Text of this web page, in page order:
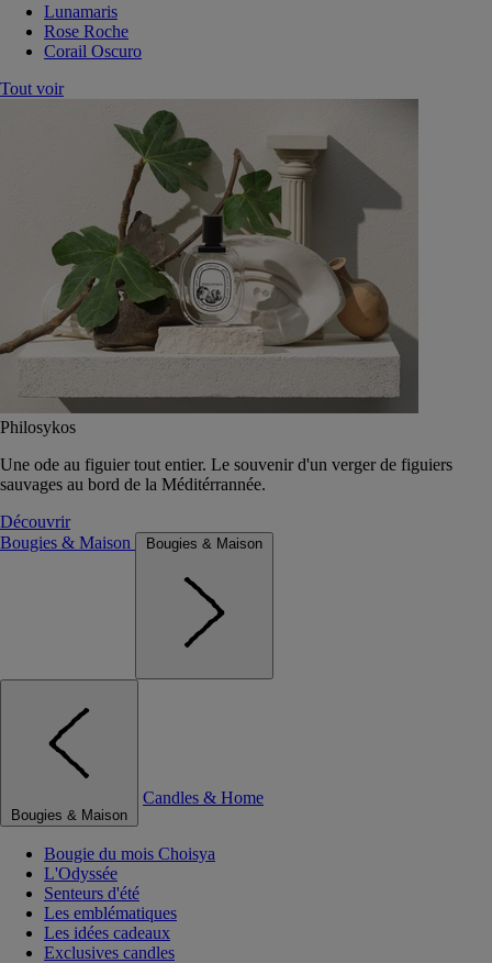
Lunamaris
Rose Roche
Corail Oscuro
Tout voir
Philosykos
Une ode au figuier tout entier. Le souvenir d'un verger de figuiers
sauvages au bord de la Méditérrannée.
Découvrir
Bougies & Maison
Bougies & Maison
Bougies & Maison
Candles & Home
Bougie du mois Choisya
L'Odyssée
Senteurs d'été
Les emblématiques
Les idées cadeaux
Exclusives candles